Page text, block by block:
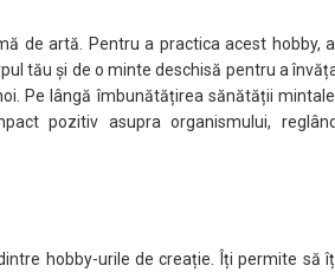
de artă. Pentru a practica acest hobby,
tău și de o minte deschisă pentru a
Pe lângă îmbunătățirea sănătății
pozitiv asupra organismului,
hobby-urile de creație. Îți permite să